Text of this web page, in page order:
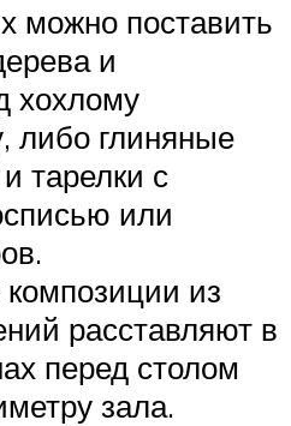
можно поставить
и
хохлому
либо глиняные
тарелки с
или
из
расставляют в
перед столом
зала.